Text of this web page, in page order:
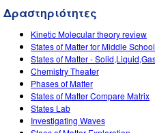
Χημεία
Επιστήμη της γης
Βιολογία
Μεταφρασμένες
Customizable Sims
Start a Free Trial
Purchase a License
Διαμοιράστε τις
Activity Contribution
Virtual Workshops
Professional Learning with
Teaching with PhET
INITIATIVES
Inclusive Design
PhET Global
Data Fluency
DEIB in STEM Ed
ΣΎΝΔΕΣΗ / ΕΓΓΡΑΦΉ
ΣΎΝΔΕΣΗ / ΕΓΓΡΑΦΉ
Δραστηριότητες
Kinetic Molecular theory review
States of Matter for Middle School
States of Matter -
Chemistry Theater
Phases of Matter
States of Matter Compare Matrix
States Lab
Investigating Waves